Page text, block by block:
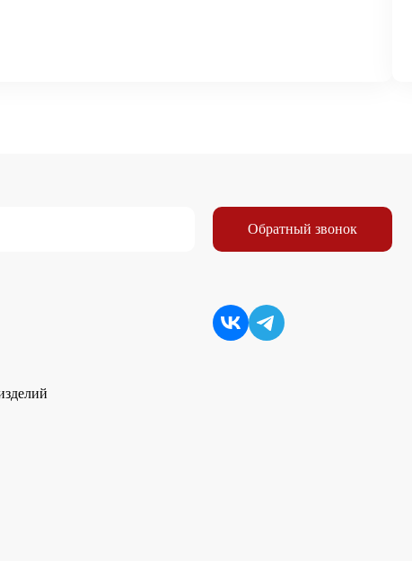
Обратный звонок